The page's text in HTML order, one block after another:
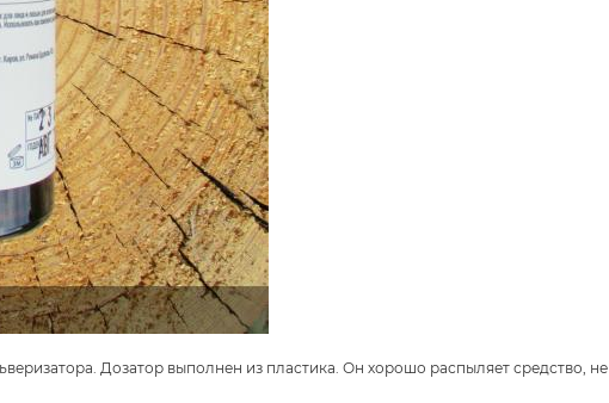
Дозатор выполнен из пластика. Он хорошо распыляет средство, не